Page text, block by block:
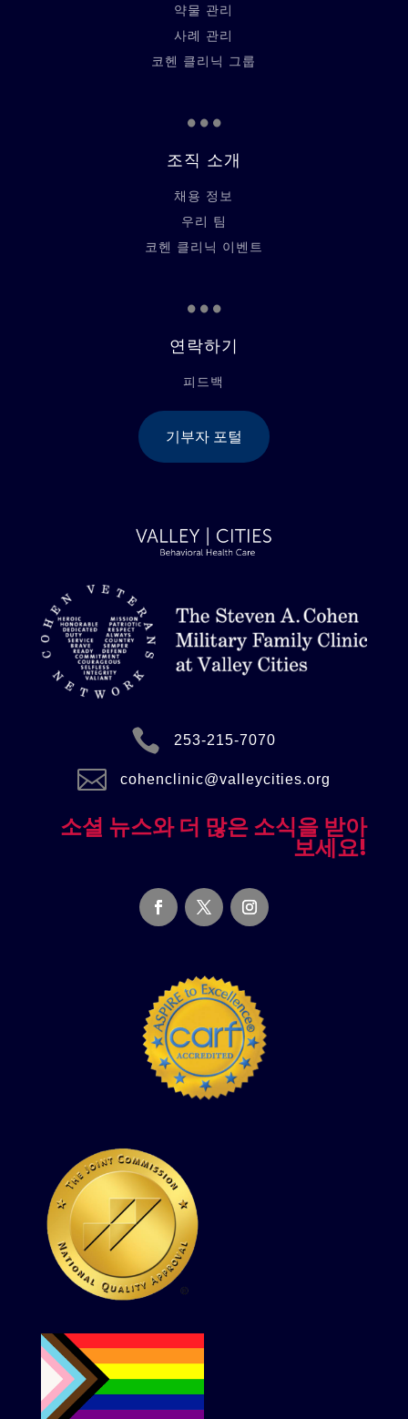
약물 관리
사례 관리
코헨 클리닉 그룹
...
조직 소개
채용 정보
우리 팀
코헨 클리닉 이벤트
...
연락하기
피드백
기부자 포털
 253-215-7070
 cohenclinic@valleycities.org
소셜 뉴스와 더 많은 소식을 받아
보세요!